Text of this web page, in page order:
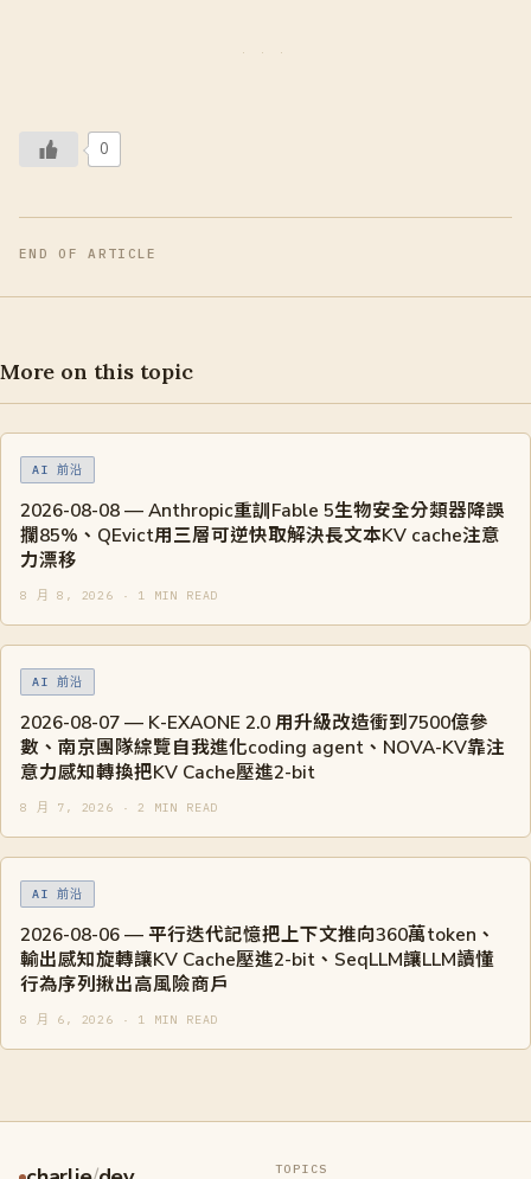
0
END OF ARTICLE
More on this topic
AI 前沿
2026-08-08 — Anthropic重訓Fable 5生物安全分類器降誤
攔85%、QEvict用三層可逆快取解決長文本KV cache注意
力漂移
8 月 8, 2026 · 1 MIN READ
AI 前沿
2026-08-07 — K-EXAONE 2.0 用升級改造衝到7500億參
數、南京團隊綜覽自我進化coding agent、NOVA-KV靠注
意力感知轉換把KV Cache壓進2-bit
8 月 7, 2026 · 2 MIN READ
AI 前沿
2026-08-06 — 平行迭代記憶把上下文推向360萬token、
輸出感知旋轉讓KV Cache壓進2-bit、SeqLLM讓LLM讀懂
行為序列揪出高風險商戶
8 月 6, 2026 · 1 MIN READ
TOPICS